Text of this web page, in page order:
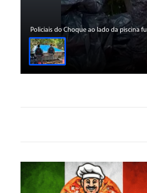
Policiais do Choque ao lado da piscina